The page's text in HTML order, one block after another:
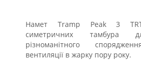
Намет Tramp Peak 3
симетричних тамбура
різноманітного
вентиляції в жарку пору року.